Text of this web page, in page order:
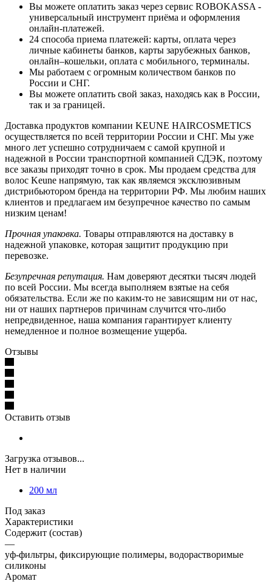
Вы можете оплатить заказ через сервис ROBOKASSA -
универсальный инструмент приёма и оформления
онлайн-платежей.
24 способа приема платежей: карты, оплата через
личные кабинеты банков, карты зарубежных банков,
онлайн–кошельки, оплата с мобильного, терминалы.
Мы работаем с огромным количеством банков по
России и СНГ.
Вы можете оплатить свой заказ, находясь как в России,
так и за границей.
Доставка продуктов компании KEUNE HAIRCOSMETICS
осуществляется по всей территории России и СНГ. Мы уже
много лет успешно сотрудничаем с самой крупной и
надежной в России транспортной компанией СДЭК, поэтому
все заказы приходят точно в срок. Мы продаем средства для
волос Keune напрямую, так как являемся эксклюзивным
дистрибьютором бренда на территории РФ. Мы любим наших
клиентов и предлагаем им безупречное качество по самым
низким ценам!
Прочная упаковка. Товары отправляются на доставку в
надежной упаковке, которая защитит продукцию при
перевозке.
Безупречная репутация. Нам доверяют десятки тысяч людей
по всей России. Мы всегда выполняем взятые на себя
обязательства. Если же по каким-то не зависящим ни от нас,
ни от наших партнеров причинам случится что-либо
непредвиденное, наша компания гарантирует клиенту
немедленное и полное возмещение ущерба.
Отзывы
Оставить отзыв
Загрузка отзывов...
Нет в наличии
200 мл
Под заказ
Характеристики
Содержит (состав)
—
уф-фильтры, фиксирующие полимеры, водорастворимые
силиконы
Аромат